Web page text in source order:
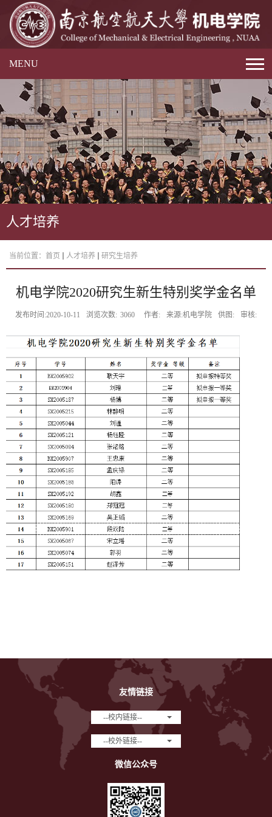
MENU
人才培养
当前位置： 首页 人才培养 研究生培养
机电学院2020研究生新生特别奖学金名单
发布时间:2020-10-11 浏览次数: 3060 作者: 来源:机电学院 供图: 审核:
友情链接
--校内链接--
--校外链接--
微信公众号